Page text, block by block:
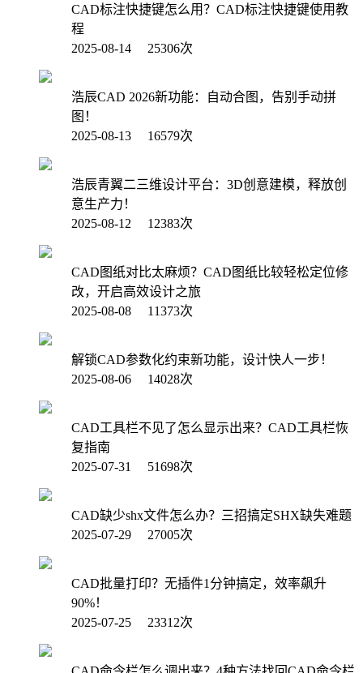
CAD标注快捷键怎么用？CAD标注快捷键使用教
程
2025-08-14 25306次
浩辰CAD 2026新功能：自动合图，告别手动拼
图！
2025-08-13 16579次
浩辰青翼二三维设计平台：3D创意建模，释放创
意生产力！
2025-08-12 12383次
CAD图纸对比太麻烦？CAD图纸比较轻松定位修
改，开启高效设计之旅
2025-08-08 11373次
解锁CAD参数化约束新功能，设计快人一步！
2025-08-06 14028次
CAD工具栏不见了怎么显示出来？CAD工具栏恢
复指南
2025-07-31 51698次
CAD缺少shx文件怎么办？三招搞定SHX缺失难题
2025-07-29 27005次
CAD批量打印？无插件1分钟搞定，效率飙升
90%！
2025-07-25 23312次